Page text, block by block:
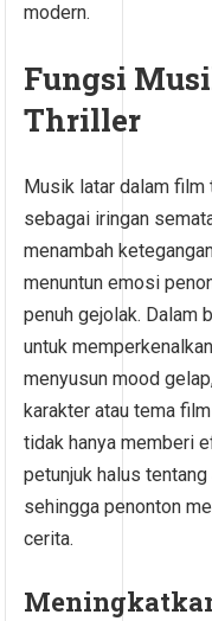
modern.
Fungsi
Thriller
Musik latar dalam
sebagai iringan
menambah
menuntun emosi
penuh gejolak. Dalam
untuk
menyusun mood
karakter atau tema
tidak hanya memberi
petunjuk halus
sehingga penonton
cerita.